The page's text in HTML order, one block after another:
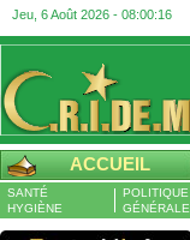
Jeu, 6 Août 2026 - 08:00:17
ACCUEIL
SANTÉ
HYGIÈNE
POLITIQUE
GÉNÉRALE